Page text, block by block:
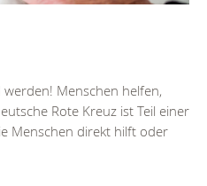
Menschen helfen,
Rote Kreuz ist Teil einer
Menschen direkt hilft oder